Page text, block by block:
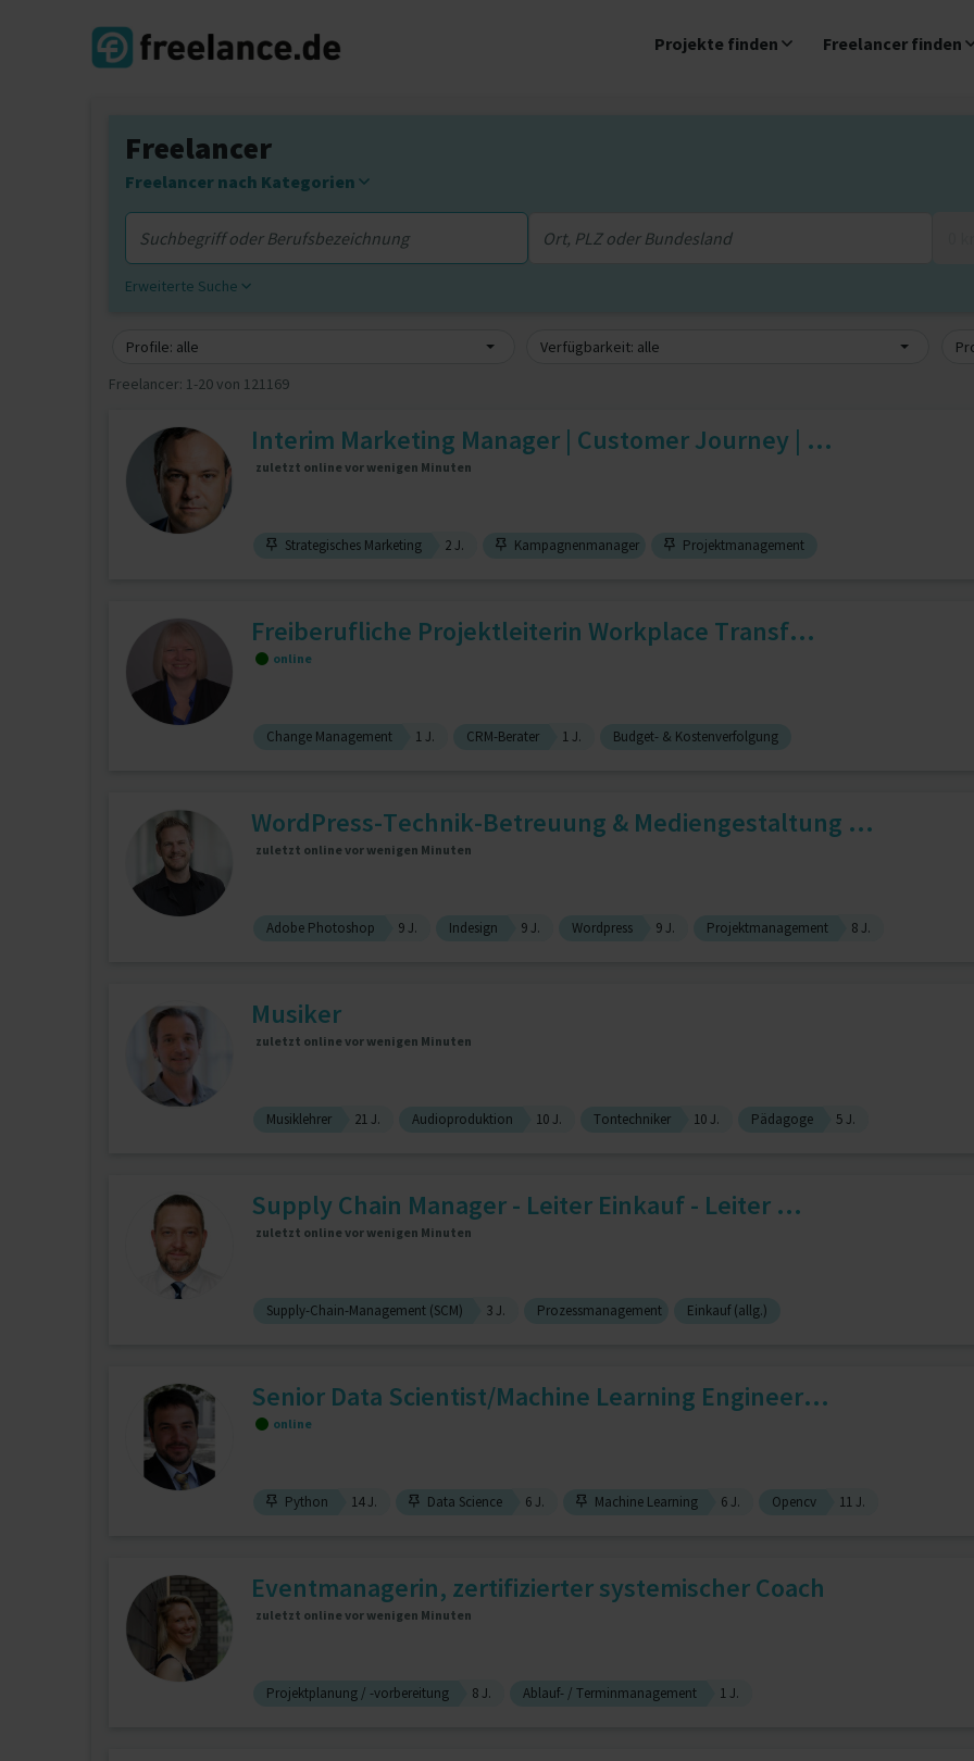
Projekte finden Freelancer finden
Freelancer
Freelancer nach Kategorien
Erweiterte Suche
Profile: alle Verfügbarkeit: alle
Freelancer: 1-20 von 121169
Interim Marketing Manager | Customer Journey | ...
zuletzt online vor wenigen Minuten
Strategisches Marketing 2 J. Kampagnenmanager Projektmanagement
Freiberufliche Projektleiterin Workplace Transf...
online
Change Management 1 J. CRM-Berater 1 J. Budget- & Kostenverfolgung
WordPress-Technik-Betreuung & Mediengestaltung ...
zuletzt online vor wenigen Minuten
Adobe Photoshop 9 J. Indesign 9 J. Wordpress 9 J. Projektmanagement 8 J.
Musiker
zuletzt online vor wenigen Minuten
Musiklehrer 21 J. Audioproduktion 10 J. Tontechniker 10 J. Pädagoge 5 J.
Supply Chain Manager - Leiter Einkauf - Leiter ...
zuletzt online vor wenigen Minuten
Supply-Chain-Management (SCM) 3 J. Prozessmanagement Einkauf (allg.)
Senior Data Scientist/Machine Learning Engineer...
online
Python 14 J. Data Science 6 J. Machine Learning 6 J. Opencv 11 J.
Eventmanagerin, zertifizierter systemischer Coach
zuletzt online vor wenigen Minuten
Projektplanung / -vorbereitung 8 J. Ablauf- / Terminmanagement 1 J.